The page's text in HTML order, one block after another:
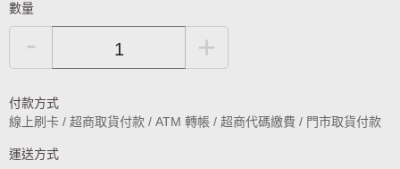
數量
- +
付款方式
線上刷卡 / 超商取貨付款 / ATM 轉帳 / 超商代碼繳費 / 門市取貨付款
運送方式